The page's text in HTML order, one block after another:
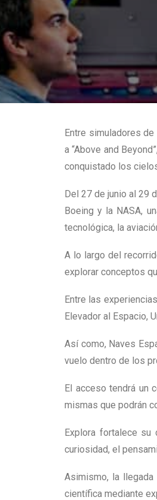
Entre simuladores
a “Above and
conquistado los
Del 27 de junio al 29
Boeing y la NASA,
tecnológica, la
A lo largo del
explorar conceptos
Entre las
Elevador al Espacio,
Así como, Naves
vuelo dentro de los
El acceso tendrá un
mismas que podrán
Explora fortalece su
curiosidad, el
Asimismo, la llegada
científica mediante